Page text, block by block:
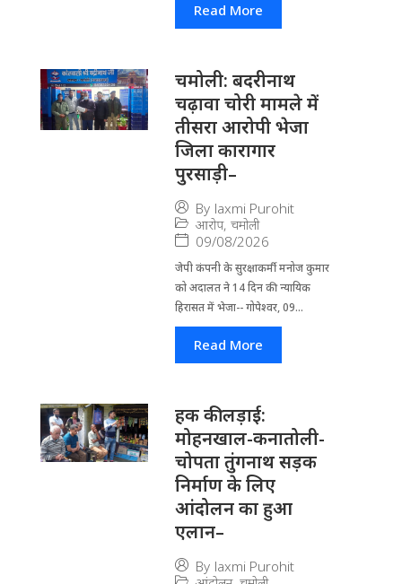
Read More
चमोली: बदरीनाथ
चढ़ावा चोरी मामले में
तीसरा आरोपी भेजा
जिला कारागार
पुरसाड़ी–
By laxmi Purohit
आरोप, चमोली
09/08/2026
जेपी कंपनी के सुरक्षाकर्मी मनोज कुमार
को अदालत ने 14 दिन की न्यायिक
हिरासत में भेजा-- गोपेश्वर, 09...
Read More
हक की लड़ाई:
मोहनखाल-कनातोली-
चोपता तुंगनाथ सड़क
निर्माण के लिए
आंदोलन का हुआ
एलान–
By laxmi Purohit